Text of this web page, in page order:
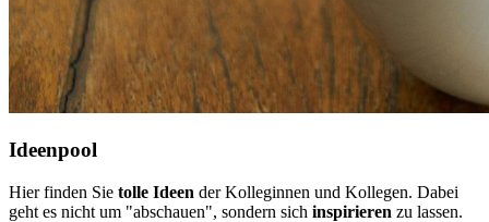
Ideenpool
Hier finden Sie tolle Ideen der Kolleginnen und Kollegen. Dabei
geht es nicht um "abschauen", sondern sich inspirieren zu lassen.